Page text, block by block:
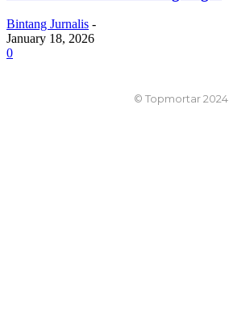
Bintang Jurnalis -
January 18, 2026
0
© Topmortar 2024